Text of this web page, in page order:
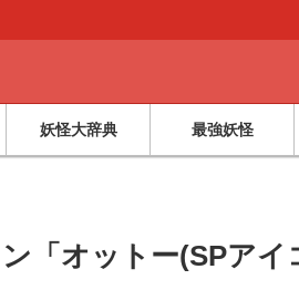
妖怪大辞典 最強妖怪
「オットー(SPア